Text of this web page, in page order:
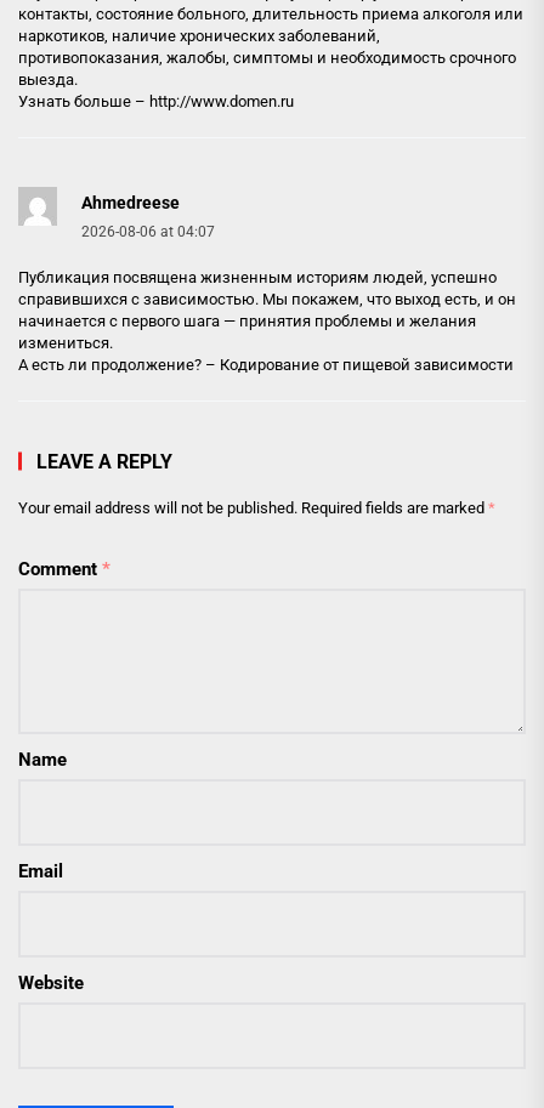
контакты, состояние больного, длительность приема алкоголя или
наркотиков, наличие хронических заболеваний,
противопоказания, жалобы, симптомы и необходимость срочного
выезда.
Узнать больше – http://www.domen.ru
Ahmedreese
2026-08-06 at 04:07
Публикация посвящена жизненным историям людей, успешно
справившихся с зависимостью. Мы покажем, что выход есть, и он
начинается с первого шага — принятия проблемы и желания
измениться.
А есть ли продолжение? – Кодирование от пищевой зависимости
LEAVE A REPLY
Your email address will not be published. Required fields are marked *
Comment *
Name
Email
Website